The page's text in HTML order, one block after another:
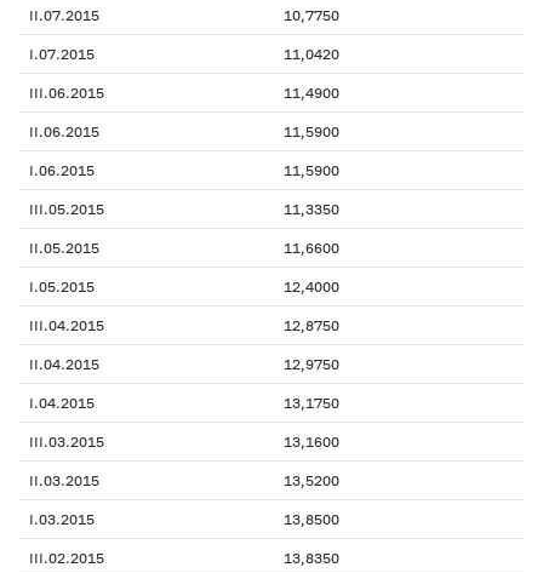
II.07.2015 10,7750
I.07.2015 11,0420
III.06.2015 11,4900
II.06.2015 11,5900
I.06.2015 11,5900
III.05.2015 11,3350
II.05.2015 11,6600
I.05.2015 12,4000
III.04.2015 12,8750
II.04.2015 12,9750
I.04.2015 13,1750
III.03.2015 13,1600
II.03.2015 13,5200
I.03.2015 13,8500
III.02.2015 13,8350